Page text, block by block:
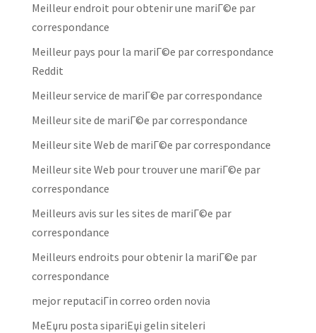
Meilleur endroit pour obtenir une mariГ©e par
correspondance
Meilleur pays pour la mariГ©e par correspondance
Reddit
Meilleur service de mariГ©e par correspondance
Meilleur site de mariГ©e par correspondance
Meilleur site Web de mariГ©e par correspondance
Meilleur site Web pour trouver une mariГ©e par
correspondance
Meilleurs avis sur les sites de mariГ©e par
correspondance
Meilleurs endroits pour obtenir la mariГ©e par
correspondance
mejor reputaciГіn correo orden novia
MeЕџru posta sipariЕџi gelin siteleri